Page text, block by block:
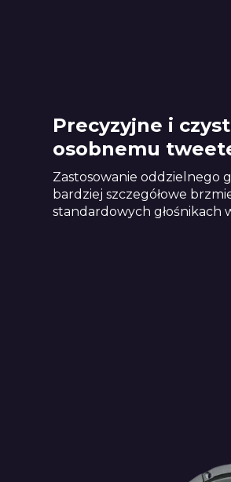
Precyzyjne i
osobnemu
Zastosowanie oddzielnego
bardziej szczegółowe
standardowych głośnikach